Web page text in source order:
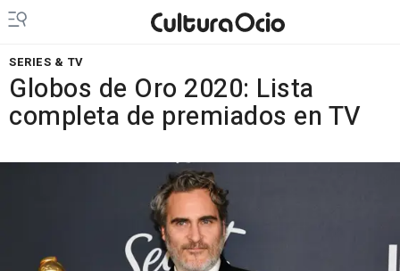
SERIES & TV
Globos de Oro 2020: Lista
completa de premiados en TV